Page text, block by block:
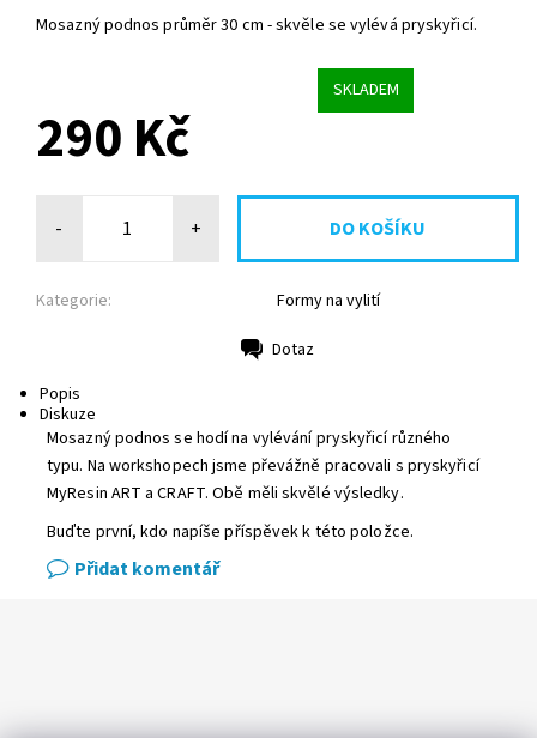
Mosazný podnos průměr 30 cm - skvěle se vylévá pryskyřicí.
SKLADEM
290 Kč
- +
Kategorie: Formy na vylití
Dotaz
Popis
Diskuze
Mosazný podnos se hodí na vylévání pryskyřicí různého
typu. Na workshopech jsme převážně pracovali s pryskyřicí
MyResin ART a CRAFT. Obě měli skvělé výsledky.
Buďte první, kdo napíše příspěvek k této položce.
Přidat komentář